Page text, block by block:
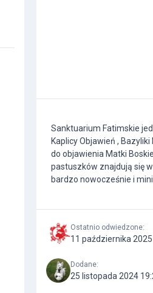
Sanktuarium Fatimskie
Kaplicy Objawień ,
do objawienia Matki
pastuszków znajdują się
bardzo nowocześnie i
Ostatnio odwiedzone:
11 października
Dodane:
25 listopada 2024